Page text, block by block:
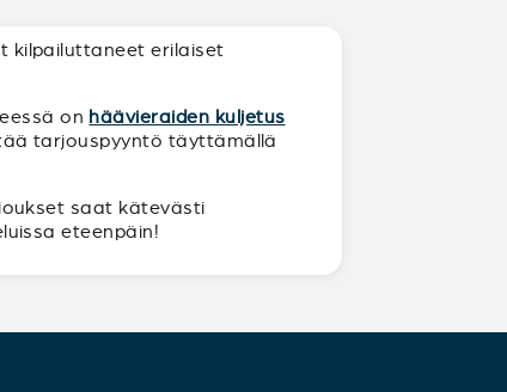
kilpailuttaneet erilaiset
on häävieraiden kuljetus
tarjouspyyntö täyttämällä
saat kätevästi
eteenpäin!